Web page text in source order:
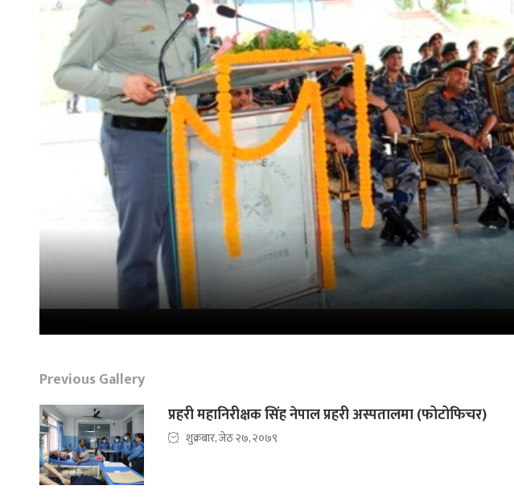
Previous Gallery
प्रहरी महानिरीक्षक सिंह नेपाल प्रहरी अस्पतालमा (फोटोफिचर)
शुक्रबार, जेठ २७, २०७९